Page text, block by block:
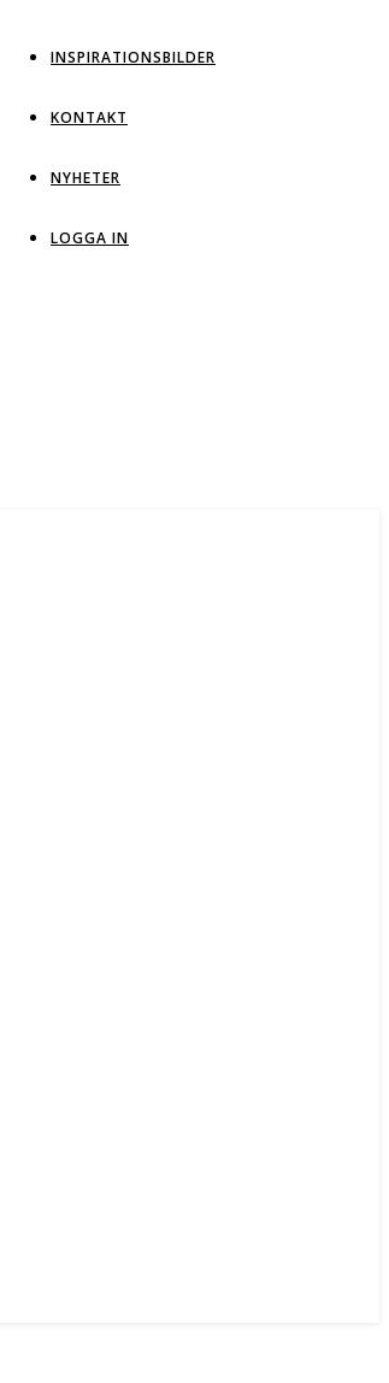
INSPIRATIONSBILDER
KONTAKT
NYHETER
LOGGA IN